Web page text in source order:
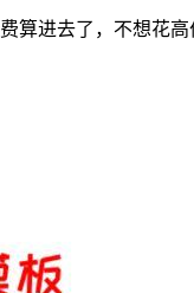
算进去了，不想花